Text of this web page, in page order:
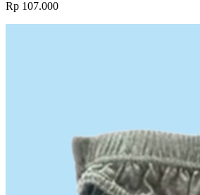
Rp 107.000